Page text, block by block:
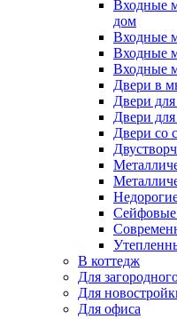
Входные
дом
Входные
Входные
Входные
Двери в
Двери
Двери
Двери со
Сейфовые
В коттедж
Для
Для
Для офиса